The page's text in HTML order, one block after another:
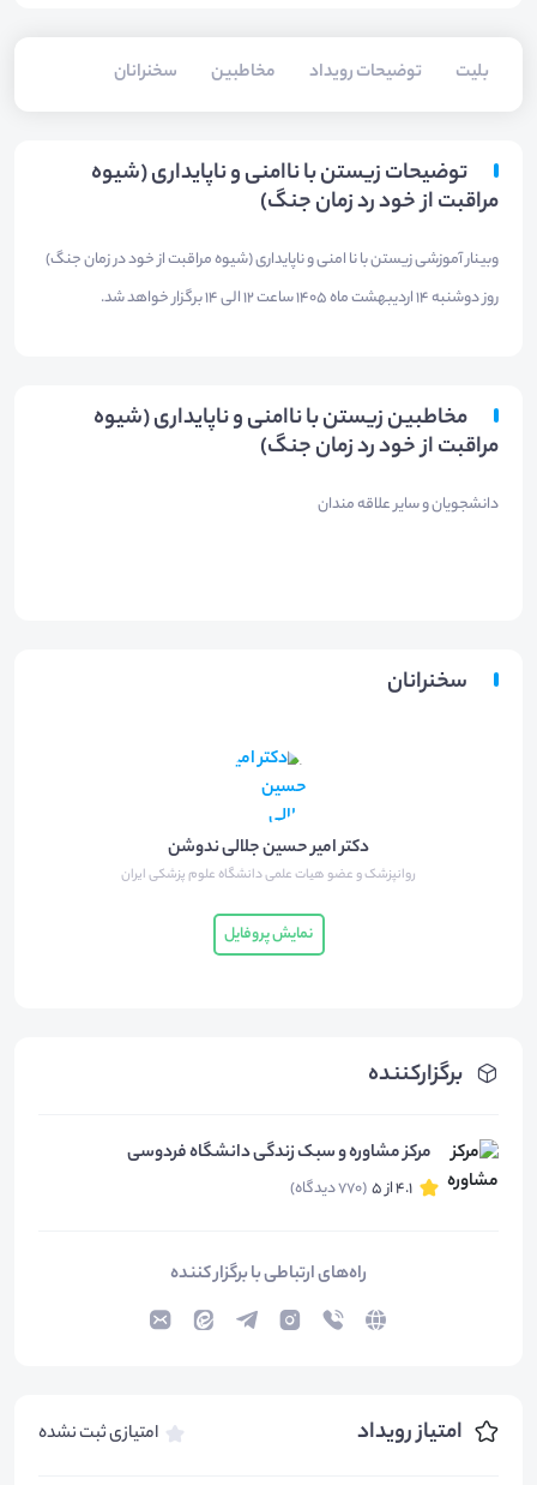
برگزارکننده
مرکز مشاوره و سبک زندگی دانشگاه فردوسی
4.1 از 5 (770 دیدگاه)
راه‌های ارتباطی با برگزار کننده
امتیاز رویداد امتیازی ثبت نشده
بلیت‌ توضیحات رویداد مخاطبین سخنرانان
توضیحات زیستن با ناامنی و ناپایداری (شیوه
مراقبت از خود رد زمان جنگ)
وبینار آموزشی زیستن با نا امنی و ناپایداری (شیوه مراقبت از خود در زمان جنگ)
روز دوشنبه 14 اردیبهشت ماه 1405 ساعت 12 الی 14 برگزار خواهد شد.
مخاطبین زیستن با ناامنی و ناپایداری (شیوه
مراقبت از خود رد زمان جنگ)
دانشجویان و سایر علاقه مندان
سخنرانان
دکتر امیر حسین جلالی ندوشن
روانپزشک و عضو هیات علمی دانشگاه علوم پزشکی ایران
نمایش پروفایل